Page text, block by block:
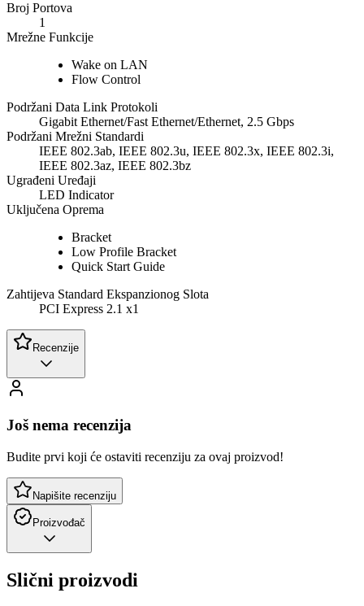
Broj Portova
1
Mrežne Funkcije
Wake on LAN
Flow Control
Podržani Data Link Protokoli
Gigabit Ethernet/Fast Ethernet/Ethernet, 2.5 Gbps
Podržani Mrežni Standardi
IEEE 802.3ab, IEEE 802.3u, IEEE 802.3x, IEEE 802.3i,
IEEE 802.3az, IEEE 802.3bz
Ugrađeni Uređaji
LED Indicator
Uključena Oprema
Bracket
Low Profile Bracket
Quick Start Guide
Zahtijeva Standard Ekspanzionog Slota
PCI Express 2.1 x1
Recenzije
Još nema recenzija
Budite prvi koji će ostaviti recenziju za ovaj proizvod!
Napišite recenziju
Proizvođač
Slični proizvodi